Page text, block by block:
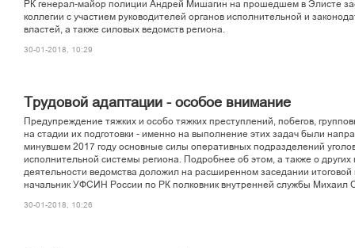
ÐÊ ãåíåðàë-ìàéîð ïîëèöèè Àíäðåé Ìèøàãèí íà ïðîøåäøåì â Ýëèñòå
êîëëåãèè ñ ó÷àñòèåì ðóêîâîäèòåëåé îðãàíîâ èñïîëíèòåëüíîé è
âëàñòåé, à òàêæå ñèëîâûõ âåäîìñòâ ðåãèîíà.
30-01-2018, 10:29
Òðóäîâîé àäàïòàöèè - îñîáîå âíèìàíèå
Ïðåäóïðåæäåíèå òÿæêèõ è îñîáî òÿæêèõ ïðåñòóïëåíèé, ïîáåãîâ,
íà ñòàäèè èõ ïîäãîòîâêè - èìåííî íà âûïîëíåíèå ýòèõ çàäà÷ áûëè
ìèíóâøåì 2017 ãîäó îñíîâíûå ñèëû îïåðàòèâíûõ ïîäðàçäåëåíèé
èñïîëíèòåëüíîé ñèñòåìû ðåãèîíà. Ïîäðîáíåå îá ýòîì, à òàêæå î äðóãèõ
äåÿòåëüíîñòè âåäîìñòâà äîëîæèë íà ðàñøèðåííîì çàñåäàíèè èòîãîâîé
íà÷àëüíèê ÓÔÑÈÍ Ðîññèè ïî ÐÊ ïîëêîâíèê âíóòðåííåé ñëóæáû Ìèõàèë
30-01-2018, 10:26